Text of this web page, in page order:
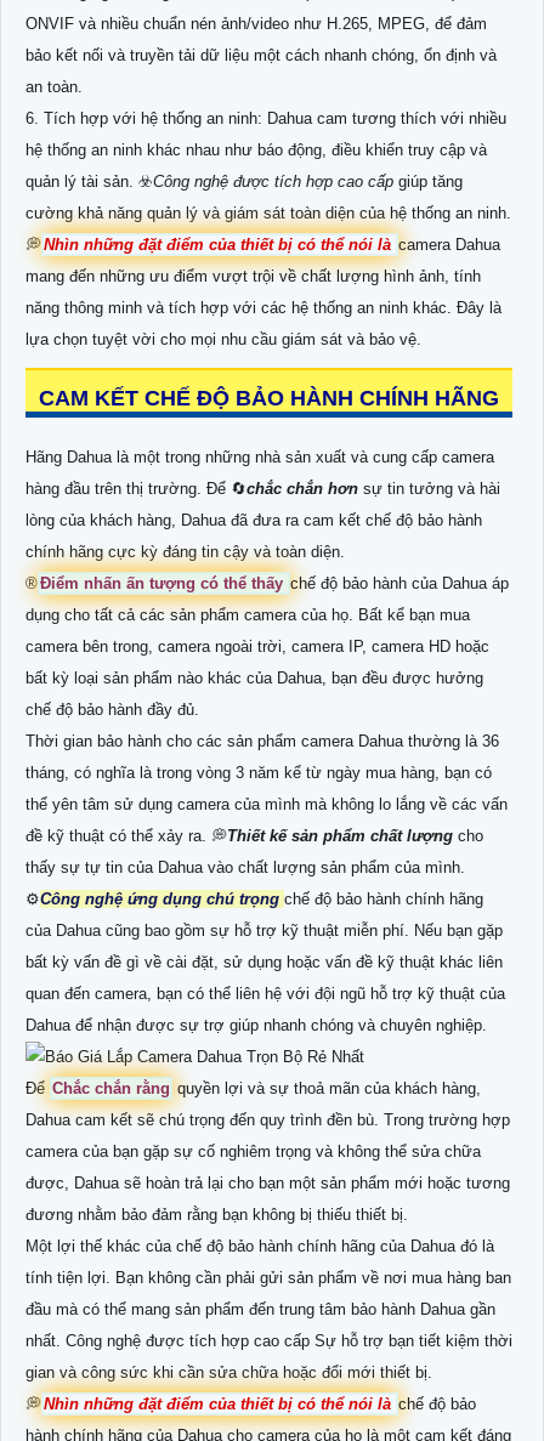
ONVIF và nhiều chuẩn nén ảnh/video như H.265, MPEG, để đảm
bảo kết nối và truyền tải dữ liệu một cách nhanh chóng, ổn định và
an toàn.
6. Tích hợp với hệ thống an ninh: Dahua cam tương thích với nhiều
hệ thống an ninh khác nhau như báo động, điều khiển truy cập và
quản lý tài sản. ☣️Công nghệ được tích hợp cao cấp giúp tăng
cường khả năng quản lý và giám sát toàn diện của hệ thống an ninh.
💭Nhìn những đặt điểm của thiết bị có thể nói là camera Dahua
mang đến những ưu điểm vượt trội về chất lượng hình ảnh, tính
năng thông minh và tích hợp với các hệ thống an ninh khác. Đây là
lựa chọn tuyệt vời cho mọi nhu cầu giám sát và bảo vệ.
CAM KẾT CHẾ ĐỘ BẢO HÀNH CHÍNH HÃNG
Hãng Dahua là một trong những nhà sản xuất và cung cấp camera
hàng đầu trên thị trường. Để 🔄chắc chắn hơn sự tin tưởng và hài
lòng của khách hàng, Dahua đã đưa ra cam kết chế độ bảo hành
chính hãng cực kỳ đáng tin cậy và toàn diện.
®️Điểm nhấn ấn tượng có thể thấy chế độ bảo hành của Dahua áp
dụng cho tất cả các sản phẩm camera của họ. Bất kể bạn mua
camera bên trong, camera ngoài trời, camera IP, camera HD hoặc
bất kỳ loại sản phẩm nào khác của Dahua, bạn đều được hưởng
chế độ bảo hành đầy đủ.
Thời gian bảo hành cho các sản phẩm camera Dahua thường là 36
tháng, có nghĩa là trong vòng 3 năm kể từ ngày mua hàng, bạn có
thể yên tâm sử dụng camera của mình mà không lo lắng về các vấn
đề kỹ thuật có thể xảy ra. 💭Thiết kế sản phẩm chất lượng cho
thấy sự tự tin của Dahua vào chất lượng sản phẩm của mình.
⚙Công nghệ ứng dụng chú trọng chế độ bảo hành chính hãng
của Dahua cũng bao gồm sự hỗ trợ kỹ thuật miễn phí. Nếu bạn gặp
bất kỳ vấn đề gì về cài đặt, sử dụng hoặc vấn đề kỹ thuật khác liên
quan đến camera, bạn có thể liên hệ với đội ngũ hỗ trợ kỹ thuật của
Dahua để nhận được sự trợ giúp nhanh chóng và chuyên nghiệp.
Để Chắc chắn rằng quyền lợi và sự thoả mãn của khách hàng,
Dahua cam kết sẽ chú trọng đến quy trình đền bù. Trong trường hợp
camera của bạn gặp sự cố nghiêm trọng và không thể sửa chữa
được, Dahua sẽ hoàn trả lại cho bạn một sản phẩm mới hoặc tương
đương nhằm bảo đảm rằng bạn không bị thiếu thiết bị.
Một lợi thế khác của chế độ bảo hành chính hãng của Dahua đó là
tính tiện lợi. Bạn không cần phải gửi sản phẩm về nơi mua hàng ban
đầu mà có thể mang sản phẩm đến trung tâm bảo hành Dahua gần
nhất. Công nghệ được tích hợp cao cấp Sự hỗ trợ bạn tiết kiệm thời
gian và công sức khi cần sửa chữa hoặc đổi mới thiết bị.
💭Nhìn những đặt điểm của thiết bị có thể nói là chế độ bảo
hành chính hãng của Dahua cho camera của họ là một cam kết đáng